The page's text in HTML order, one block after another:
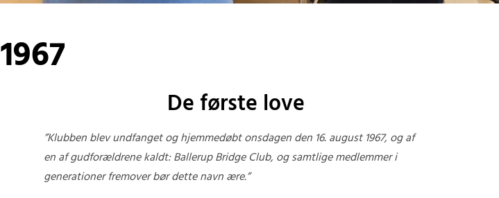
1967
De første love
”Klubben blev undfanget og hjemmedøbt onsdagen den 16. august 1967, og af
en af gudforældrene kaldt: Ballerup Bridge Club, og samtlige medlemmer i
generationer fremover bør dette navn ære.”